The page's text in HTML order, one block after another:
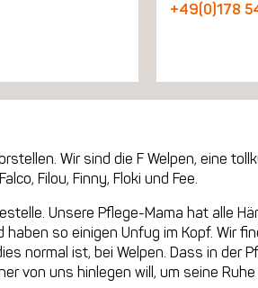
+49(0)178
Wir sind die F Welpen, eine
Filou, Finny, Floki und Fee.
Unsere Pflege-Mama hat alle
haben so einigen Unfug im Kopf. Wir
normal ist, bei Welpen. Dass in der
von uns hinlegen will, um seine